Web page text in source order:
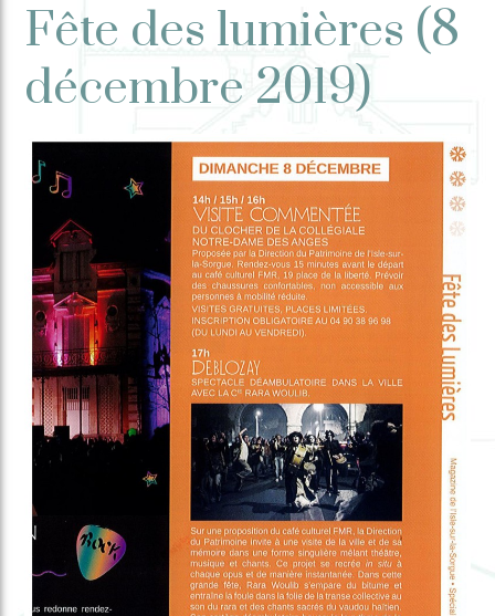
Fête des lumières (8
décembre 2019)